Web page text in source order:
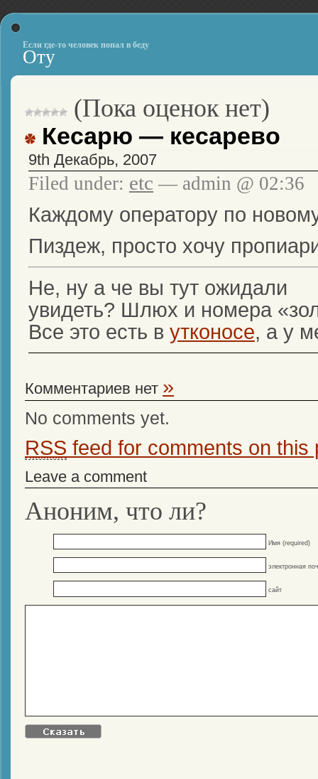
Если где-то человек попал в беду
Оту
(Пока оценок нет)
Кесарю — кесарево
9th Декабрь, 2007
Filed under: etc — admin @ 02:36
Каждому оператору по
Пиздеж, просто хочу
Не, ну а че вы тут ожидали
увидеть? Шлюх и номера
Все это есть в утконосе, а у
Комментариев нет »
No comments yet.
RSS feed for comments on this
Leave a comment
Аноним, что ли?
Имя (required)
электронная
сайт